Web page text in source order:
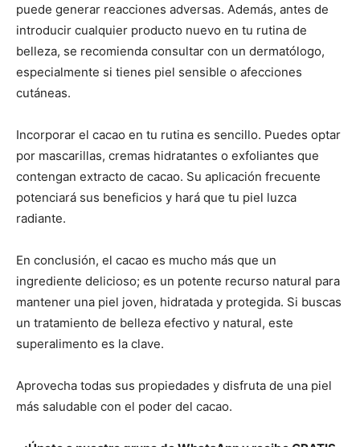
puede generar reacciones adversas. Además, antes de
introducir cualquier producto nuevo en tu rutina de
belleza, se recomienda consultar con un dermatólogo,
especialmente si tienes piel sensible o afecciones
cutáneas.
Incorporar el cacao en tu rutina es sencillo. Puedes optar
por mascarillas, cremas hidratantes o exfoliantes que
contengan extracto de cacao. Su aplicación frecuente
potenciará sus beneficios y hará que tu piel luzca
radiante.
En conclusión, el cacao es mucho más que un
ingrediente delicioso; es un potente recurso natural para
mantener una piel joven, hidratada y protegida. Si buscas
un tratamiento de belleza efectivo y natural, este
superalimento es la clave.
Aprovecha todas sus propiedades y disfruta de una piel
más saludable con el poder del cacao.